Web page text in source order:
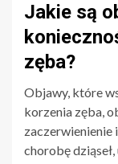
Jakie są
zęba?
Objawy, które
korzenia zęba,
zaczerwienienie
chorobę